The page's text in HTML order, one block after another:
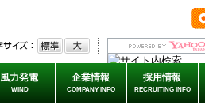
風力発電
WIND
企業情報
COMPANY INFO
採用情報
RECRUITING INFO